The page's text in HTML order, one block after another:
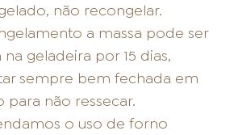
não recongelar.
a massa pode ser
geladeira por 15 dias,
sempre bem fechada em
para não ressecar.
o uso de forno